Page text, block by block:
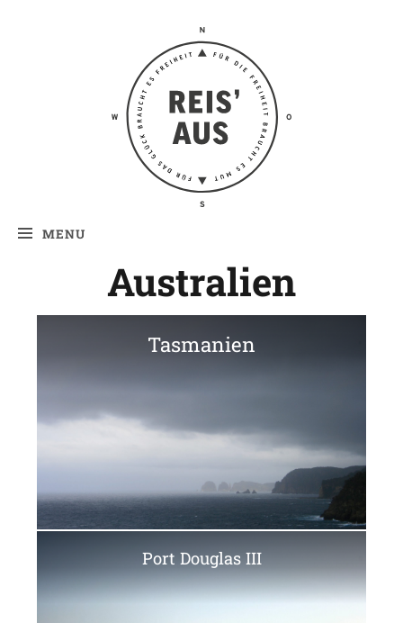
Reis' aus –
Reiseblog
MENU
Australien
Tasmanien
Port Douglas III